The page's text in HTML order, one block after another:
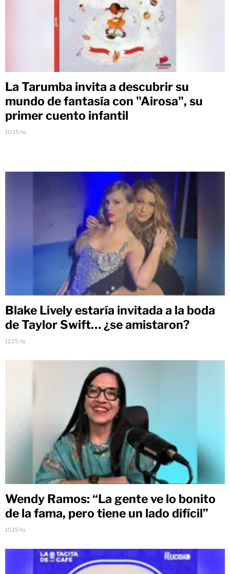
La Tarumba invita a descubrir su
mundo de fantasía con "Airosa", su
primer cuento infantil
10:15 hs
Blake Lively estaría invitada a la boda
de Taylor Swift… ¿se amistaron?
11:25 hs
Wendy Ramos: “La gente ve lo bonito
de la fama, pero tiene un lado difícil”
15:15 hs